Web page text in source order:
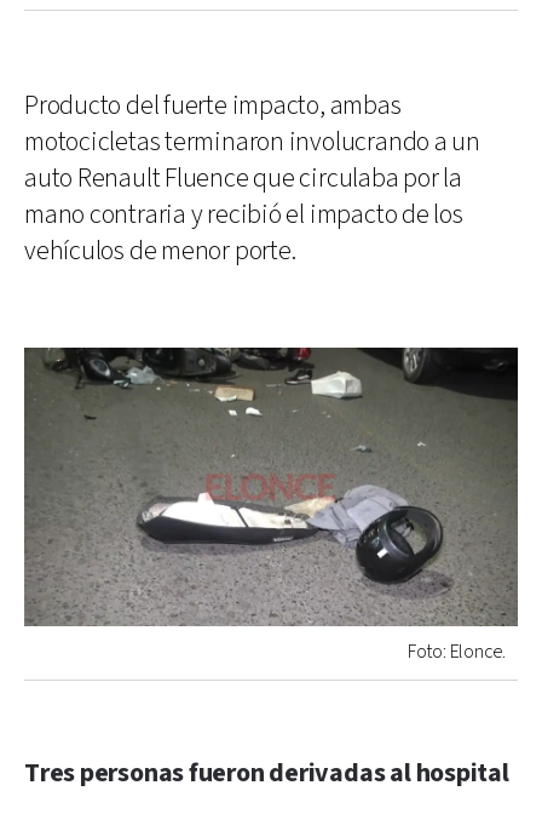
Producto del fuerte impacto, ambas
motocicletas terminaron involucrando a un
auto Renault Fluence que circulaba por la
mano contraria y recibió el impacto de los
vehículos de menor porte.
Foto: Elonce.
Tres personas fueron derivadas al hospital